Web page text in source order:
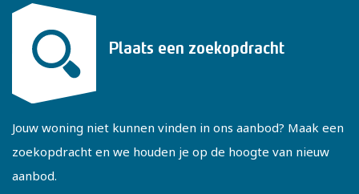
en C.V.-ketel. Op de zolder is een luik, naar de vliering met
voldoende bergruimte.
Enkele kenmerken:
• Gebruiksoppervlakte 127 m², inhoud 456 m³ en
perceeloppervlakte 183 m²
Plaats een zoekopdracht
Jouw woning niet kunnen vinden in ons aanbod? Maak een
zoekopdracht en we houden je op de hoogte van nieuw
aanbod.